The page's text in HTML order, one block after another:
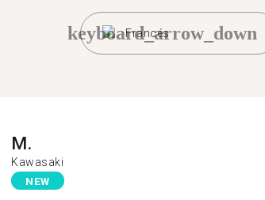
Francés
keyboard_arrow_down
M.
Kawasaki
NEW